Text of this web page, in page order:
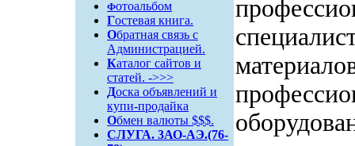
Фотоальбом
Гостевая книга.
Обратная связь c
Администрацией.
Каталог сайтов и
статей. ->>>
Доска объявлений и
купи-продайка
Обмен валюты $$$.
СЛУГА. 3АО-АЭ.(76-